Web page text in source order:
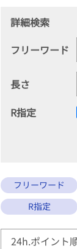
詳細検索
フリーワード
長さ
R指定
フリーワード
R指定